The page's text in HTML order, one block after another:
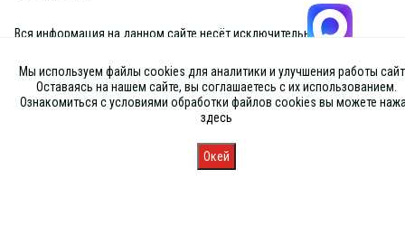
Вся информация на данном сайте несёт исключительно
публичной офертой, определяемой положениями Статьи 437 (2) ГК
РФ
Запись
Мы используем файлы cookies для аналитики и улучшения работы
Оставаясь на нашем сайте, вы соглашаетесь с их использованием.
Ознакомиться с условиями обработки файлов cookies вы можете
здесь
Окей